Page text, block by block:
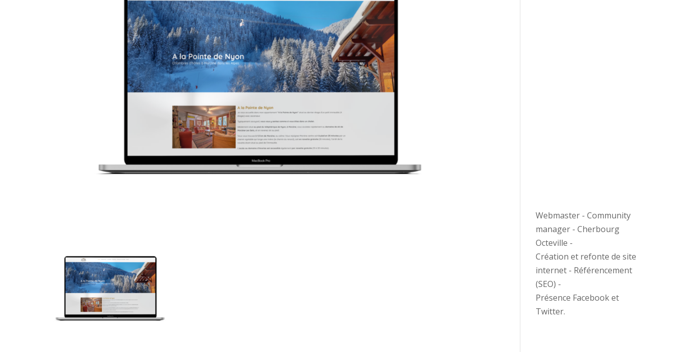
Webmaster - Community
manager - Cherbourg
Octeville -
Création et refonte de site
internet - Référencement
(SEO) -
Présence Facebook et
Twitter.